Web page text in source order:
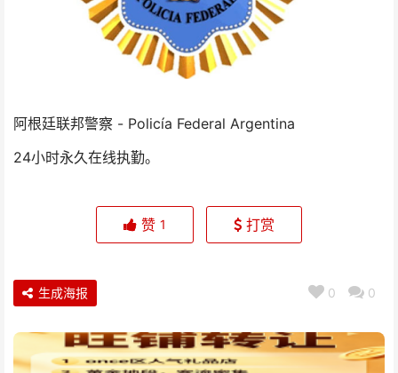
阿根廷联邦警察 - Policía Federal Argentina
24小时永久在线执勤。
赞 1 打赏
0 0
生成海报